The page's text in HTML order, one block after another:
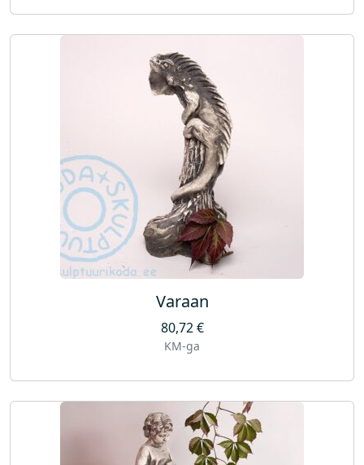
Varaan
80,72€
KM-ga